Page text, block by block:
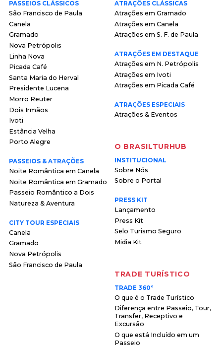
PASSEIOS CLÁSSICOS
São Francisco de Paula
Canela
Gramado
Nova Petrópolis
Linha Nova
Picada Café
Santa Maria do Herval
Presidente Lucena
Morro Reuter
Dois Irmãos
Ivoti
Estância Velha
Porto Alegre
PASSEIOS & ATRAÇÕES
Noite Romântica em Canela
Noite Romântica em Gramado
Passeio Romântico a Dois
Natureza & Aventura
CITY TOUR ESPECIAIS
Canela
Gramado
Nova Petrópolis
São Francisco de Paula
ATRAÇÕES CLÁSSICAS
Atrações em Gramado
Atrações em Canela
Atrações em S. F. de Paula
ATRAÇÕES EM DESTAQUE
Atrações em N. Petrópolis
Atrações em Ivoti
Atrações em Picada Café
ATRAÇÕES ESPECIAIS
Atrações & Eventos
O BRASILTURHUB
INSTITUCIONAL
Sobre Nós
Sobre o Portal
PRESS KIT
Lançamento
Press Kit
Selo Turismo Seguro
Midia Kit
TRADE TURÍSTICO
TRADE 360°
O que é o Trade Turístico
Diferença entre Passeio, Tour,
Transfer, Receptivo e
Excursão
O que está Incluído em um
Passeio